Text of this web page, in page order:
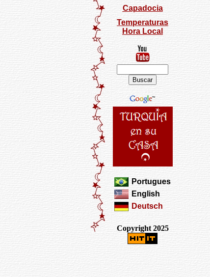
Capadocia
Temperaturas
Hora Local
Portugues
English
Deutsch
Copyright 2025